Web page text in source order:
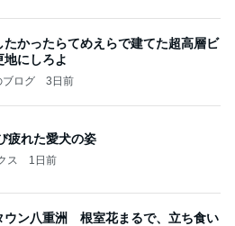
たかったらてめえらで建てた超高層ビ
地にしろよ
ログ 3日前
疲れた愛犬の姿
ス 1日前
ウン八重洲 根室花まるで、立ち食い